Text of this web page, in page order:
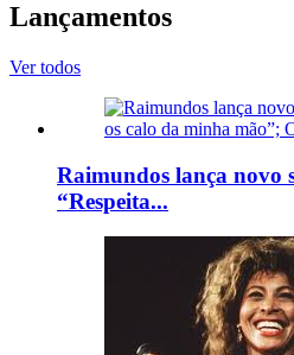
Lançamentos
Ver todos
Raimundos lança novo
“Respeita...